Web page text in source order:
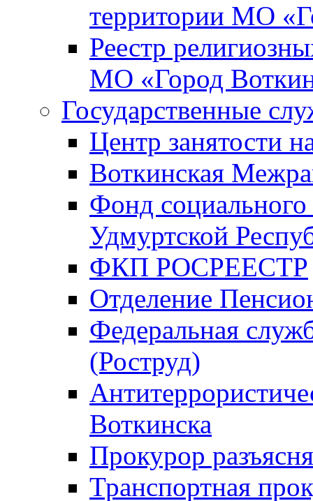
территории МО
Реестр
МО «Город
Государственные
Центр занятости
Воткинская
Фонд
Удмуртской
ФКП РОСРЕЕСТР
Отделение
Федеральная
(Роструд)
Воткинска
Прокурор
Транспортная